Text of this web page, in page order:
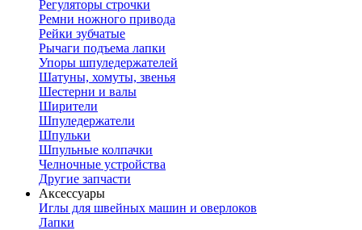
Регуляторы строчки
Ремни ножного привода
Рейки зубчатые
Рычаги подъема лапки
Упоры шпуледержателей
Шатуны, хомуты, звенья
Шестерни и валы
Ширители
Шпуледержатели
Шпульки
Шпульные колпачки
Челночные устройства
Другие запчасти
Аксессуары
Иглы для швейных машин и оверлоков
Лапки